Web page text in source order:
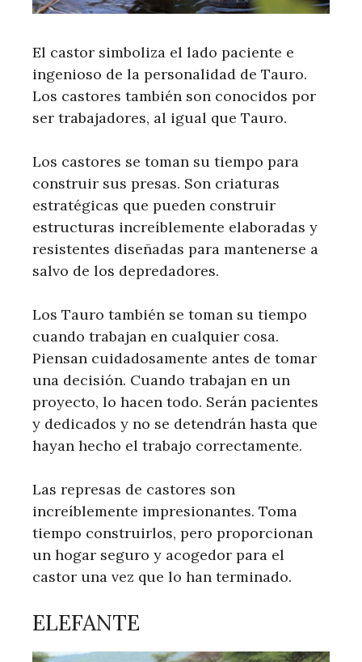
El castor simboliza el lado paciente e
ingenioso de la personalidad de Tauro.
Los castores también son conocidos por
ser trabajadores, al igual que Tauro.
Los castores se toman su tiempo para
construir sus presas. Son criaturas
estratégicas que pueden construir
estructuras increíblemente elaboradas y
resistentes diseñadas para mantenerse a
salvo de los depredadores.
Los Tauro también se toman su tiempo
cuando trabajan en cualquier cosa.
Piensan cuidadosamente antes de tomar
una decisión. Cuando trabajan en un
proyecto, lo hacen todo. Serán pacientes
y dedicados y no se detendrán hasta que
hayan hecho el trabajo correctamente.
Las represas de castores son
increíblemente impresionantes. Toma
tiempo construirlos, pero proporcionan
un hogar seguro y acogedor para el
castor una vez que lo han terminado.
ELEFANTE